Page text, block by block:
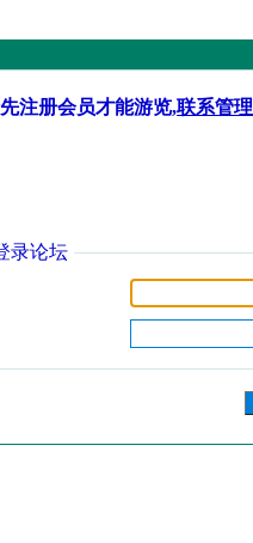
注册会员才能游览,联系管理
录论坛